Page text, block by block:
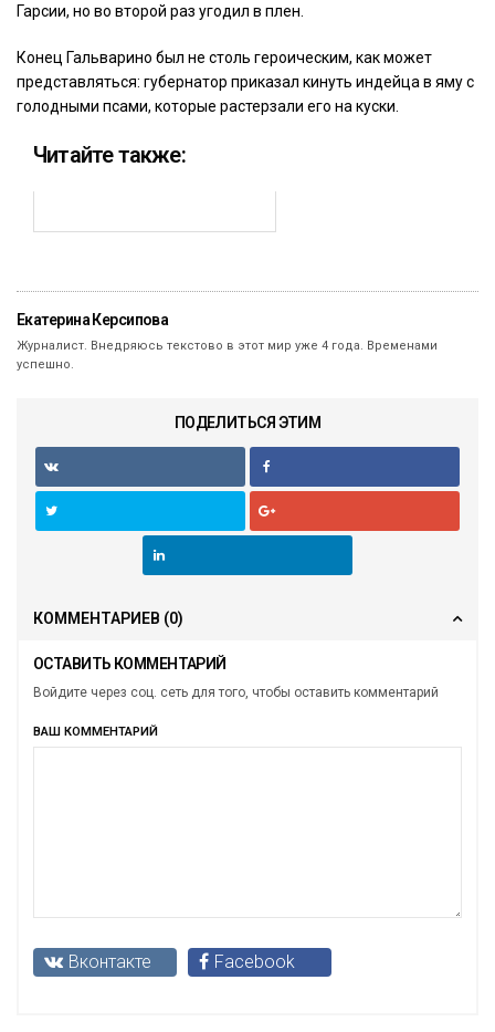
Гарсии, но во второй раз угодил в плен.
Конец Гальварино был не столь героическим, как может
представляться: губернатор приказал кинуть индейца в яму с
голодными псами, которые растерзали его на куски.
Читайте также:
Екатерина Керсипова
Журналист. Внедряюсь текстово в этот мир уже 4 года. Временами
успешно.
ПОДЕЛИТЬСЯ ЭТИМ
КОММЕНТАРИЕВ (0)
ОСТАВИТЬ КОММЕНТАРИЙ
Войдите через соц. сеть для того, чтобы оставить комментарий
ВАШ КОММЕНТАРИЙ
Вконтакте Facebook